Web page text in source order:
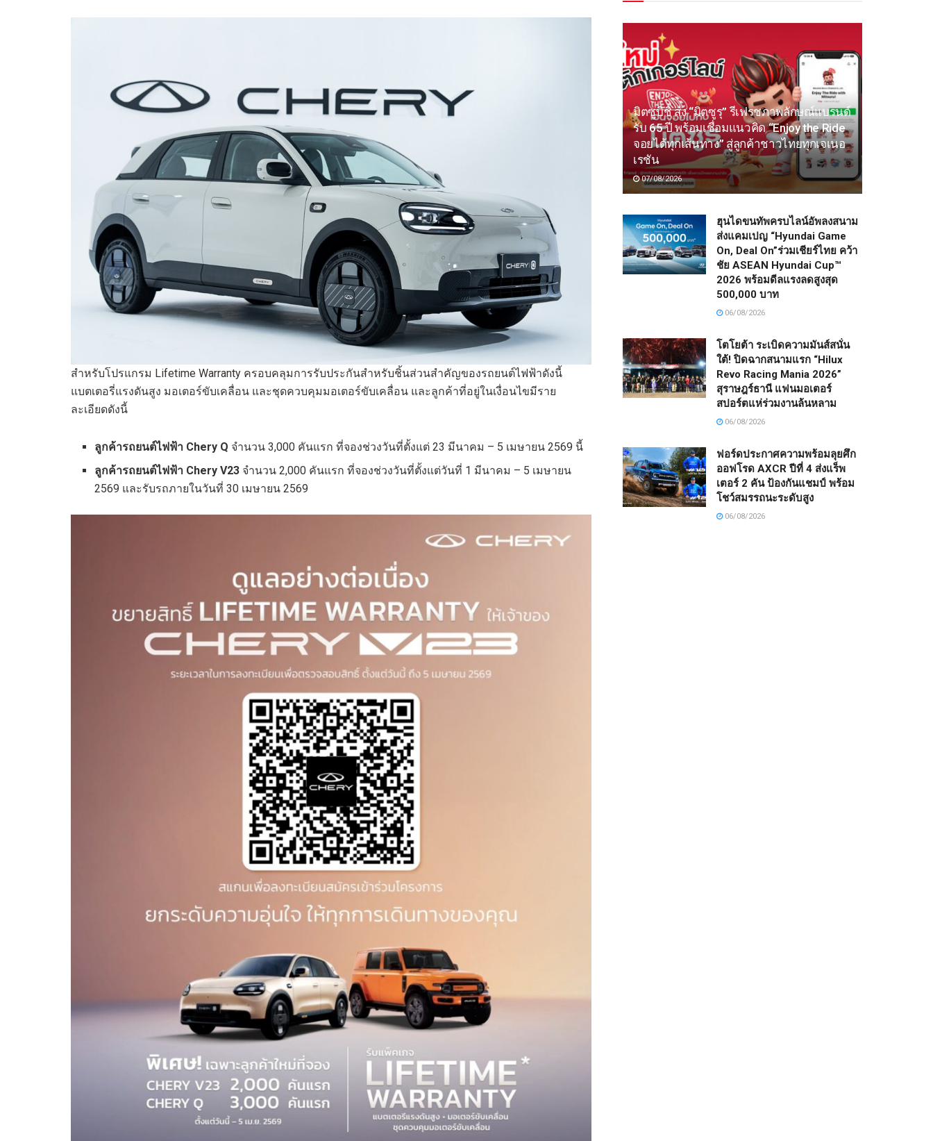
สำหรับโปรแกรม Lifetime Warranty ครอบคลุมการรับประกันสำหรับชิ้นส่วนสำคัญของรถยนต์ไฟฟ้าดังนี้
แบตเตอรี่แรงดันสูง มอเตอร์ขับเคลื่อน และชุดควบคุมมอเตอร์ขับเคลื่อน และลูกค้าที่อยู่ในเงื่อนไขมีราย
ละเอียดดังนี้
ลูกค้ารถยนต์ไฟฟ้า Chery Q จำนวน 3,000 คันแรก ที่จองช่วงวันที่ตั้งแต่ 23 มีนาคม – 5 เมษายน 2569 นี้
ลูกค้ารถยนต์ไฟฟ้า Chery V23 จำนวน 2,000 คันแรก ที่จองช่วงวันที่ตั้งแต่วันที่ 1 มีนาคม – 5 เมษายน
2569 และรับรถภายในวันที่ 30 เมษายน 2569
มิตซูบิชิ ส่ง “มิตซูรุ” รีเฟรชภาพลักษณ์แบรนด์
รับ 65 ปี พร้อมเชื่อมแนวคิด “Enjoy the Ride
จอยได้ทุกเส้นทาง” สู่ลูกค้าชาวไทยทุกเจเนอ
เรชัน
07/08/2026
ฮุนไดขนทัพครบไลน์อัพลงสนาม
ส่งแคมเปญ “Hyundai Game
On, Deal On”ร่วมเชียร์ไทย คว้า
ชัย ASEAN Hyundai Cup™
2026 พร้อมดีลแรงลดสูงสุด
500,000 บาท
06/08/2026
โตโยต้า ระเบิดความมันส์สนั่น
ใต้! ปิดฉากสนามแรก “Hilux
Revo Racing Mania 2026”
สุราษฎร์ธานี แฟนมอเตอร์
สปอร์ตแห่ร่วมงานล้นหลาม
06/08/2026
ฟอร์ดประกาศความพร้อมลุยศึก
ออฟโรด AXCR ปีที่ 4 ส่งแร็พ
เตอร์ 2 คัน ป้องกันแชมป์ พร้อม
โชว์สมรรถนะระดับสูง
06/08/2026